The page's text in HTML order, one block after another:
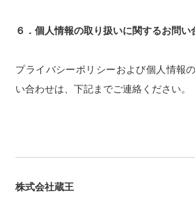
６．個人情報の取り扱いに関するお問い
プライバシーポリシーおよび個人情報
い合わせは、下記までご連絡ください。
株式会社蔵王